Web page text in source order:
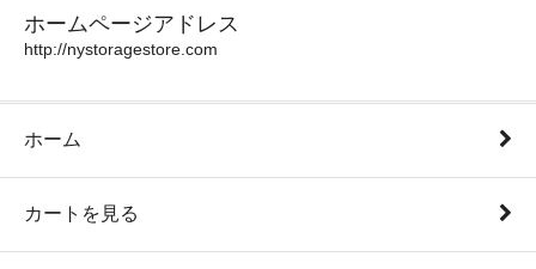
ホームページアドレス
http://nystoragestore.com
ホーム
カートを見る